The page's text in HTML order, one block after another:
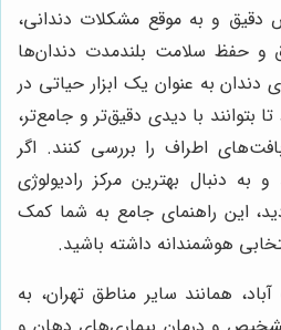
و به موقع مشکلات دندانی،
و حفظ سلامت بلندمدت دندان‌ها
دندان به عنوان یک ابزار حیاتی در
تا بتوانند با دیدی دقیق‌تر و جامع‌تر،
اطراف را بررسی کنند. اگر
دنبال بهترین مرکز رادیولوژی
این راهنمای جامع به شما کمک
هوشمندانه داشته باشید.
همانند سایر مناطق تهران، به